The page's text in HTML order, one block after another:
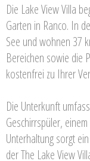
Die Lake View Villa
Garten in Ranco. In
See und wohnen 37
Bereichen sowie die
kostenfrei zu Ihrer
Die Unterkunft
Geschirrspüler,
Unterhaltung sorgt
der The Lake View